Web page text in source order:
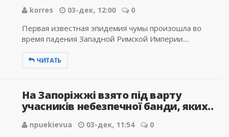
korres 03-дек, 12:00 0
Первая известная эпидемия чумы произошла во
время падения Западной Римской Империи....
ЧИТАТЬ
На Запоріжжі взято під варту
учасників небезпечної банди, яких..
npuekievua 03-дек, 11:54 0